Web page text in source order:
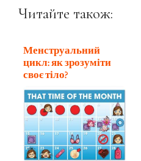
Читайте також:
Менструальний
цикл: як зрозуміти
своє тіло?